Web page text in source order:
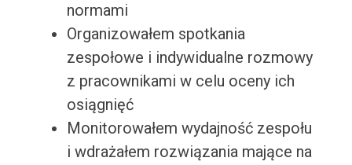
normami
Organizowałem spotkania
zespołowe i indywidualne rozmowy
z pracownikami w celu oceny ich
osiągnięć
Monitorowałem wydajność zespołu
i wdrażałem rozwiązania mające na